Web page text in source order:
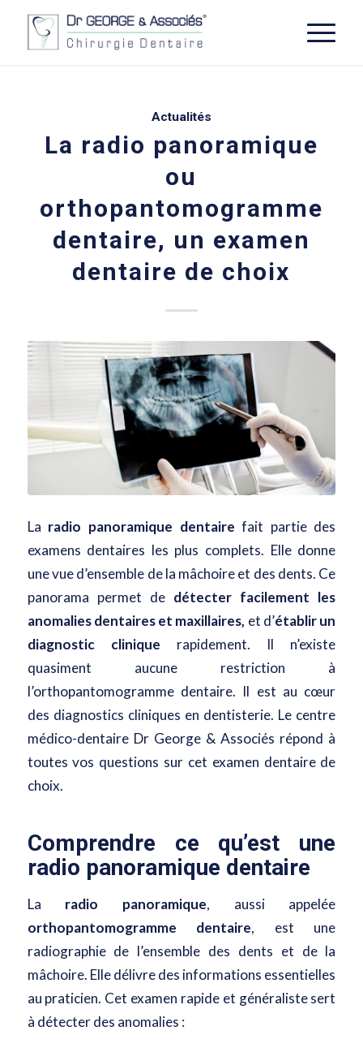
Actualités
La radio panoramique
ou
orthopantomogramme
dentaire, un examen
dentaire de choix
La radio panoramique dentaire fait partie des
examens dentaires les plus complets. Elle donne
une vue d’ensemble de la mâchoire et des dents. Ce
panorama permet de détecter facilement les
anomalies dentaires et maxillaires, et d’établir un
diagnostic clinique rapidement. Il n’existe
quasiment aucune restriction à
l’orthopantomogramme dentaire. Il est au cœur
des diagnostics cliniques en dentisterie. Le centre
médico-dentaire Dr George & Associés répond à
toutes vos questions sur cet examen dentaire de
choix.
Comprendre ce qu’est une
radio panoramique dentaire
La radio panoramique, aussi appelée
orthopantomogramme dentaire, est une
radiographie de l’ensemble des dents et de la
mâchoire. Elle délivre des informations essentielles
au praticien. Cet examen rapide et généraliste sert
à détecter des anomalies :